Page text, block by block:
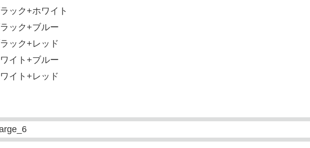
ック+ホワイト
ック+ブルー
ック+レッド
イト+ブルー
イト+レッド